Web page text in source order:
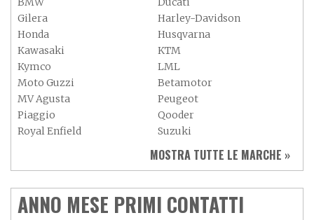
Gilera
Harley-Davidson
Honda
Husqvarna
Kawasaki
KTM
Kymco
LML
Moto Guzzi
Betamotor
MV Agusta
Peugeot
Piaggio
Qooder
Royal Enfield
Suzuki
Triumph
Yamaha
Aeon
Aspes
Axy
Baotian
MOSTRA TUTTE LE MARCHE »
ANNO MESE PRIMI CONTATTI